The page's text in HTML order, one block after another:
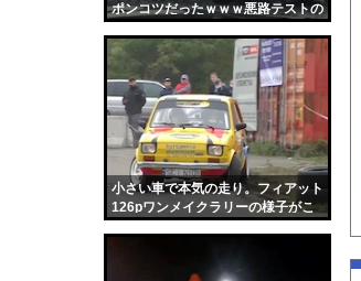
ポンコツだったｗｗｗ悪路テストの
小さい車で本気の走り。フィアット
126pワンメイクラリーの様子がこ